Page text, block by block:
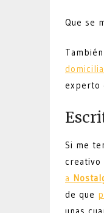
Que se
experto
Si me
creativo
a
de que